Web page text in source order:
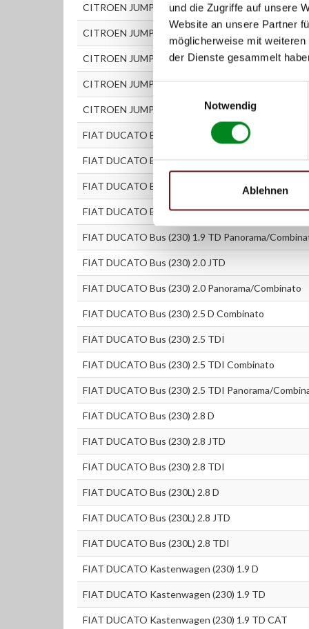
und die Zugriffe auf unsere
Website an unsere Partner
möglicherweise mit
der Dienste gesammelt
Notwendig
Ablehnen
CITROEN JUMPER Pritschenwagen (230_) 2.5 TDi
CITROEN JUMPER Pritschenwagen (230_) 2.8 HDi
CITROEN JUMPER Bus (230P) 1.9 TD
CITROEN JUMPER Kasten (230L) 2.5 D 4x4
CITROEN JUMPER Kasten (230L) 2.5 TDi 4x4
FIAT DUCATO Bus (230) 1.9 D
FIAT DUCATO Bus (230) 1.9 D Combinato
FIAT DUCATO Bus (230) 1.9 TD
FIAT DUCATO Bus (230) 1.9 TD Combinato
FIAT DUCATO Bus (230) 1.9 TD Panorama/
FIAT DUCATO Bus (230) 2.0 JTD
FIAT DUCATO Bus (230) 2.0 Panorama/Combinato
FIAT DUCATO Bus (230) 2.5 D Combinato
FIAT DUCATO Bus (230) 2.5 TDI
FIAT DUCATO Bus (230) 2.5 TDI Combinato
FIAT DUCATO Bus (230) 2.5 TDI Panorama/
FIAT DUCATO Bus (230) 2.8 D
FIAT DUCATO Bus (230) 2.8 JTD
FIAT DUCATO Bus (230) 2.8 TDI
FIAT DUCATO Bus (230L) 2.8 D
FIAT DUCATO Bus (230L) 2.8 JTD
FIAT DUCATO Bus (230L) 2.8 TDI
FIAT DUCATO Kastenwagen (230) 1.9 D
FIAT DUCATO Kastenwagen (230) 1.9 TD
FIAT DUCATO Kastenwagen (230) 1.9 TD CAT